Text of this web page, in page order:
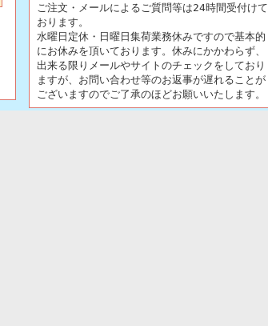
ご注文・メールによるご質問等は24時間受付けて
おります。
水曜日定休・日曜日集荷業務休みですので基本的
にお休みを頂いております。休みにかかわらず、
出来る限りメールやサイトのチェックをしており
ますが、お問い合わせ等のお返事が遅れることが
ございますのでご了承のほどお願いいたします。